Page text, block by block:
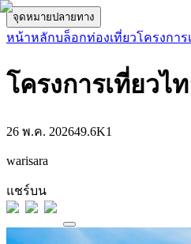
จุดหมายปลายทาง
หน้าหลักบล็อกท่องเที่ยวโครงการ
โครงการเที่ยวไ
26 พ.ค. 202649.6K1
warisara
แชร์บน